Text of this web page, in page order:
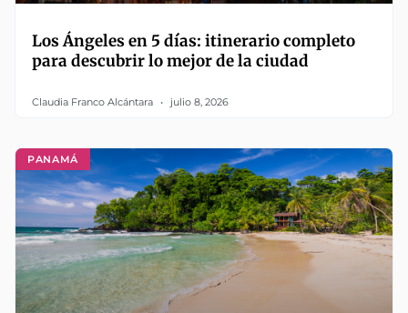
Los Ángeles en 5 días: itinerario completo
para descubrir lo mejor de la ciudad
Claudia Franco Alcántara julio 8, 2026
PANAMÁ